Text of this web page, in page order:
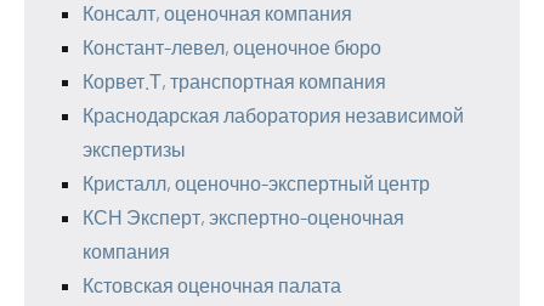
Консалт, оценочная компания
Констант-левел, оценочное бюро
Корвет.Т, транспортная компания
Краснодарская лаборатория независимой
экспертизы
Кристалл, оценочно-экспертный центр
КСН Эксперт, экспертно-оценочная
компания
Кстовская оценочная палата